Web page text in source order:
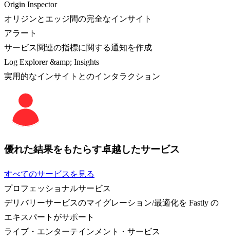
Origin Inspector
オリジンとエッジ間の完全なインサイト
アラート
サービス関連の指標に関する通知を作成
Log Explorer &amp; Insights
実用的なインサイトとのインタラクション
優れた結果をもたらす卓越したサービス
すべてのサービスを見る
プロフェッショナルサービス
デリバリーサービスのマイグレーション/最適化を Fastly の
エキスパートがサポート
ライブ・エンターテインメント・サービス